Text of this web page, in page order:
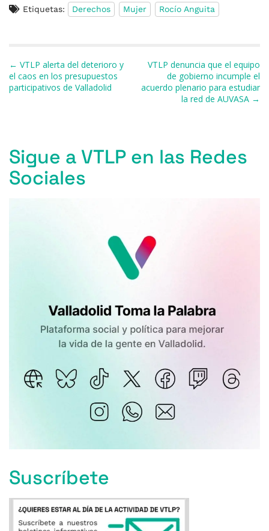
c
b
o
o
e
k
y
re
s
at e
a
m
ai m
ar
ti
r
Etiquetas: Derechos Mujer Rocío Anguita
Navegación de entradas
← VTLP alerta del deterioro y
el caos en los presupuestos
participativos de Valladolid
VTLP denuncia que el equipo
de gobierno incumple el
acuerdo plenario para estudiar
la red de AUVASA →
Sigue a VTLP en las Redes
Sociales
Suscríbete